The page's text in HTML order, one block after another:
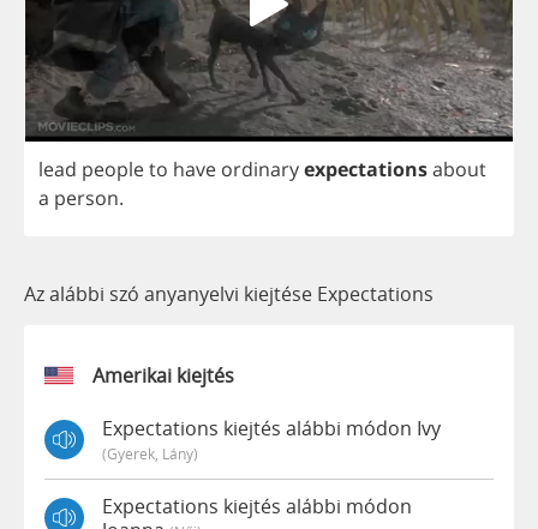
lead peopleto have ordinaryexpectationsabout
a person.
Az alábbi szó anyanyelvi kiejtése Expectations
Amerikai kiejtés
Expectations kiejtés alábbi módon Ivy
(gyerek, Lány)
Expectations kiejtés alábbi módon